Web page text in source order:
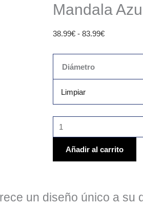
Mandala
38.99€ - 83.99€
Diámetro
Limpiar
Añadir al carrito
un diseño único a su